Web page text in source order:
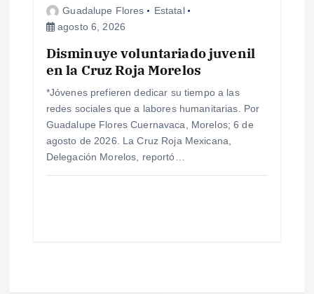
Guadalupe Flores
Estatal
agosto 6, 2026
Disminuye voluntariado juvenil
en la Cruz Roja Morelos
*Jóvenes prefieren dedicar su tiempo a las
redes sociales que a labores humanitarias. Por
Guadalupe Flores Cuernavaca, Morelos; 6 de
agosto de 2026. La Cruz Roja Mexicana,
Delegación Morelos, reportó…